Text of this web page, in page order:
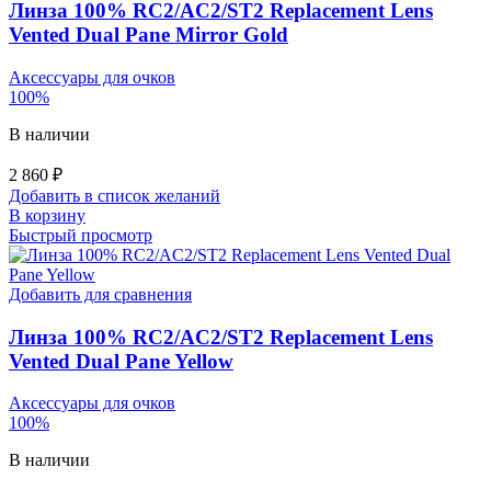
Линза 100% RC2/AC2/ST2 Replacement Lens
Vented Dual Pane Mirror Gold
Аксессуары для очков
100%
В наличии
2 860 ₽
Добавить в список желаний
В корзину
Быстрый просмотр
Добавить для сравнения
Линза 100% RC2/AC2/ST2 Replacement Lens
Vented Dual Pane Yellow
Аксессуары для очков
100%
В наличии